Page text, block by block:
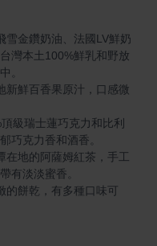
雪金鑽奶油、法國LV鮮奶
灣本土100%鮮乳和野放
新鮮百香果原汁，口感微
級瑞士蓮巧克力和比利
在地的阿薩姆紅茶，手工
的餅乾，有多種口味可